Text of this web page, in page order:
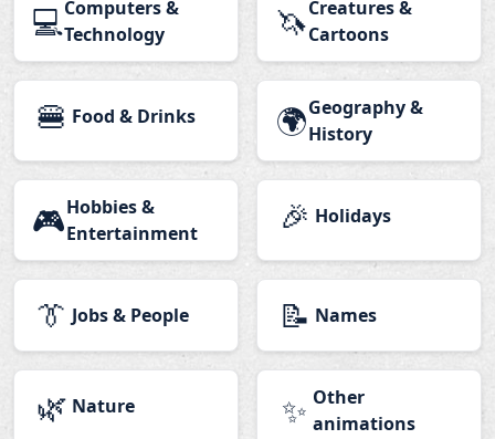
💻Computers &
Technology
🦄Creatures &
Cartoons
🍔 Food & Drinks 🌍Geography &
History
🎮Hobbies &
Entertainment
🎉 Holidays
👔 Jobs & People 📝 Names
🌿 Nature ✨ Other
animations